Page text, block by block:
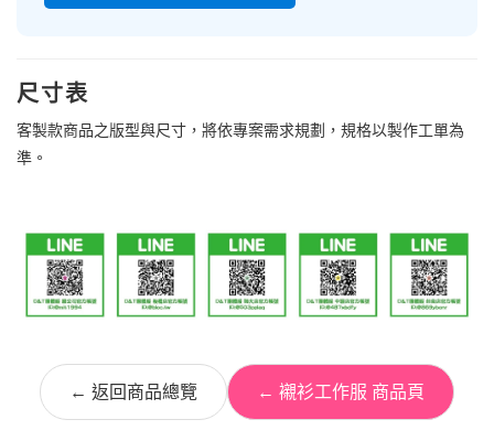
尺寸表
客製款商品之版型與尺寸，將依專案需求規劃，規格以製作工單為
準。
← 返回商品總覽 ← 襯衫工作服 商品頁